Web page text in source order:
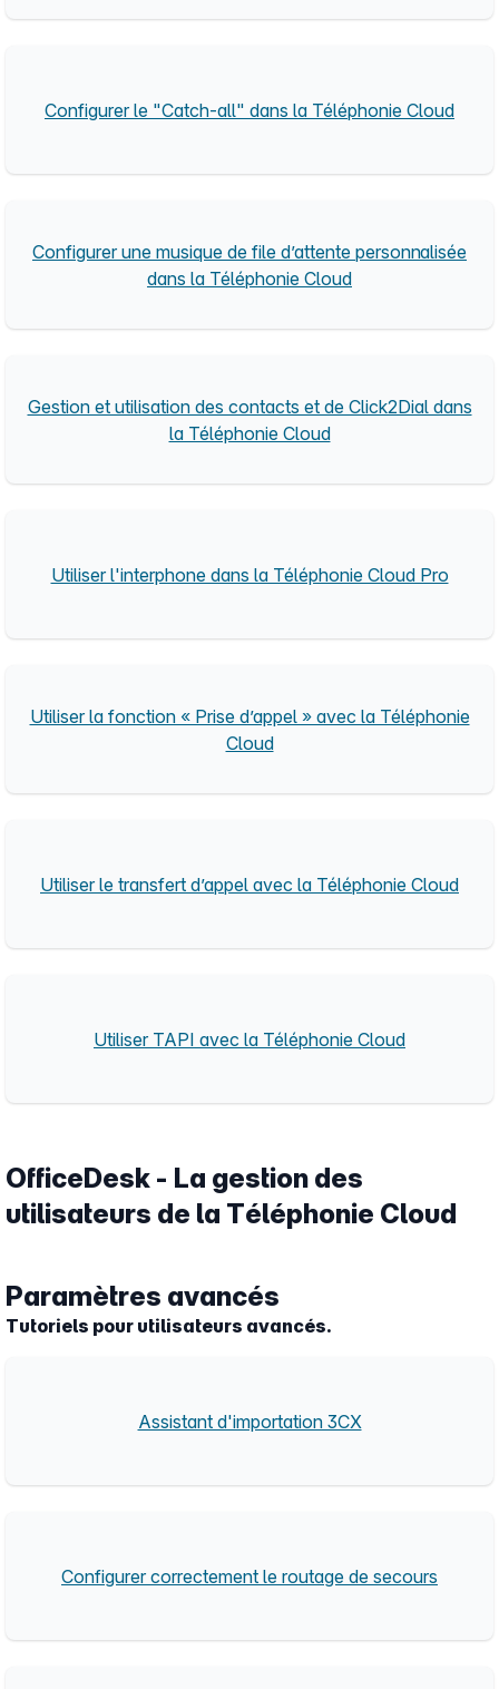
Configurer le "Catch-all" dans la Téléphonie Cloud
Configurer une musique de file d’attente personnalisée
dans la Téléphonie Cloud
Gestion et utilisation des contacts et de Click2Dial dans
la Téléphonie Cloud
Utiliser l'interphone dans la Téléphonie Cloud Pro
Utiliser la fonction « Prise d’appel » avec la Téléphonie
Cloud
Utiliser le transfert d’appel avec la Téléphonie Cloud
Utiliser TAPI avec la Téléphonie Cloud
OfficeDesk - La gestion des
utilisateurs de la Téléphonie Cloud
Paramètres avancés
Tutoriels pour utilisateurs avancés.
Assistant d'importation 3CX
Configurer correctement le routage de secours